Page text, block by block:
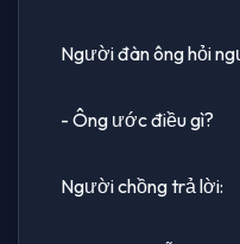
Người đàn ông hỏi
- Ông ước điều gì?
Người chồng trả lời: